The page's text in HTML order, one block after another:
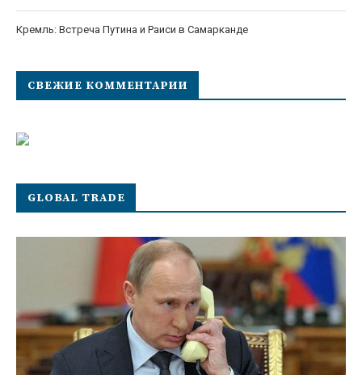
Кремль: Встреча Путина и Раиси в Самарканде
СВЕЖИЕ КОММЕНТАРИИ
GLOBAL TRADE